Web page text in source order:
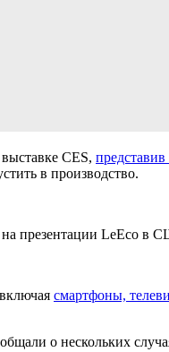
CES,
в производство.
на презентации LeEco в
смартфоны,
о нескольких